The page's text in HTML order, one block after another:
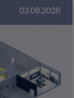
03.08.2026